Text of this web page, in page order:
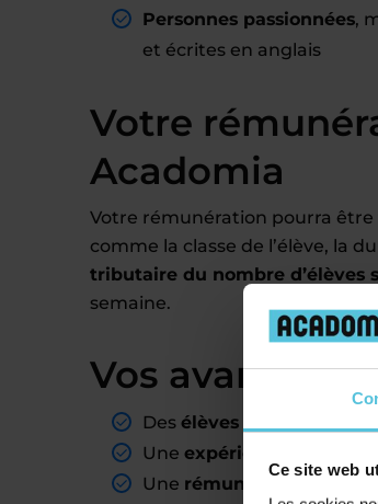
Ce site web
Personnes passionnées,
et écrites en anglais
Votre
Acadomia
Votre rémunération pourra
comme la classe de l’élève, la
tributaire du nombre d’élèves
semaine.
Vos
Des élèves assurés
,
Une expérience
Une rémunération fixe